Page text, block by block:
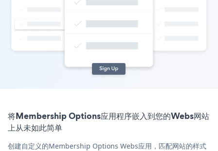
将Membership Options应用程序嵌入到您的Webs网站
上从未如此简单
创建自定义的Membership Options Webs应用，匹配网站的样式